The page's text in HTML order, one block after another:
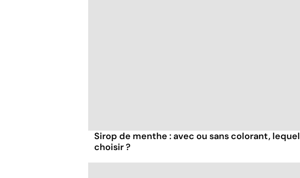
Sirop de menthe : avec ou sans colorant, lequel
choisir ?